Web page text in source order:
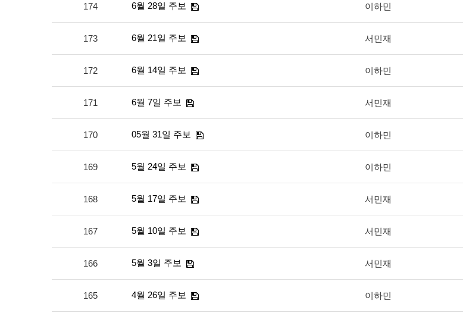
174 6월 28일 주보 이하민
173 6월 21일 주보 서민재
172 6월 14일 주보 이하민
171 6월 7일 주보 서민재
170 05월 31일 주보 이하민
169 5월 24일 주보 이하민
168 5월 17일 주보 서민재
167 5월 10일 주보 서민재
166 5월 3일 주보 서민재
165 4월 26일 주보 이하민